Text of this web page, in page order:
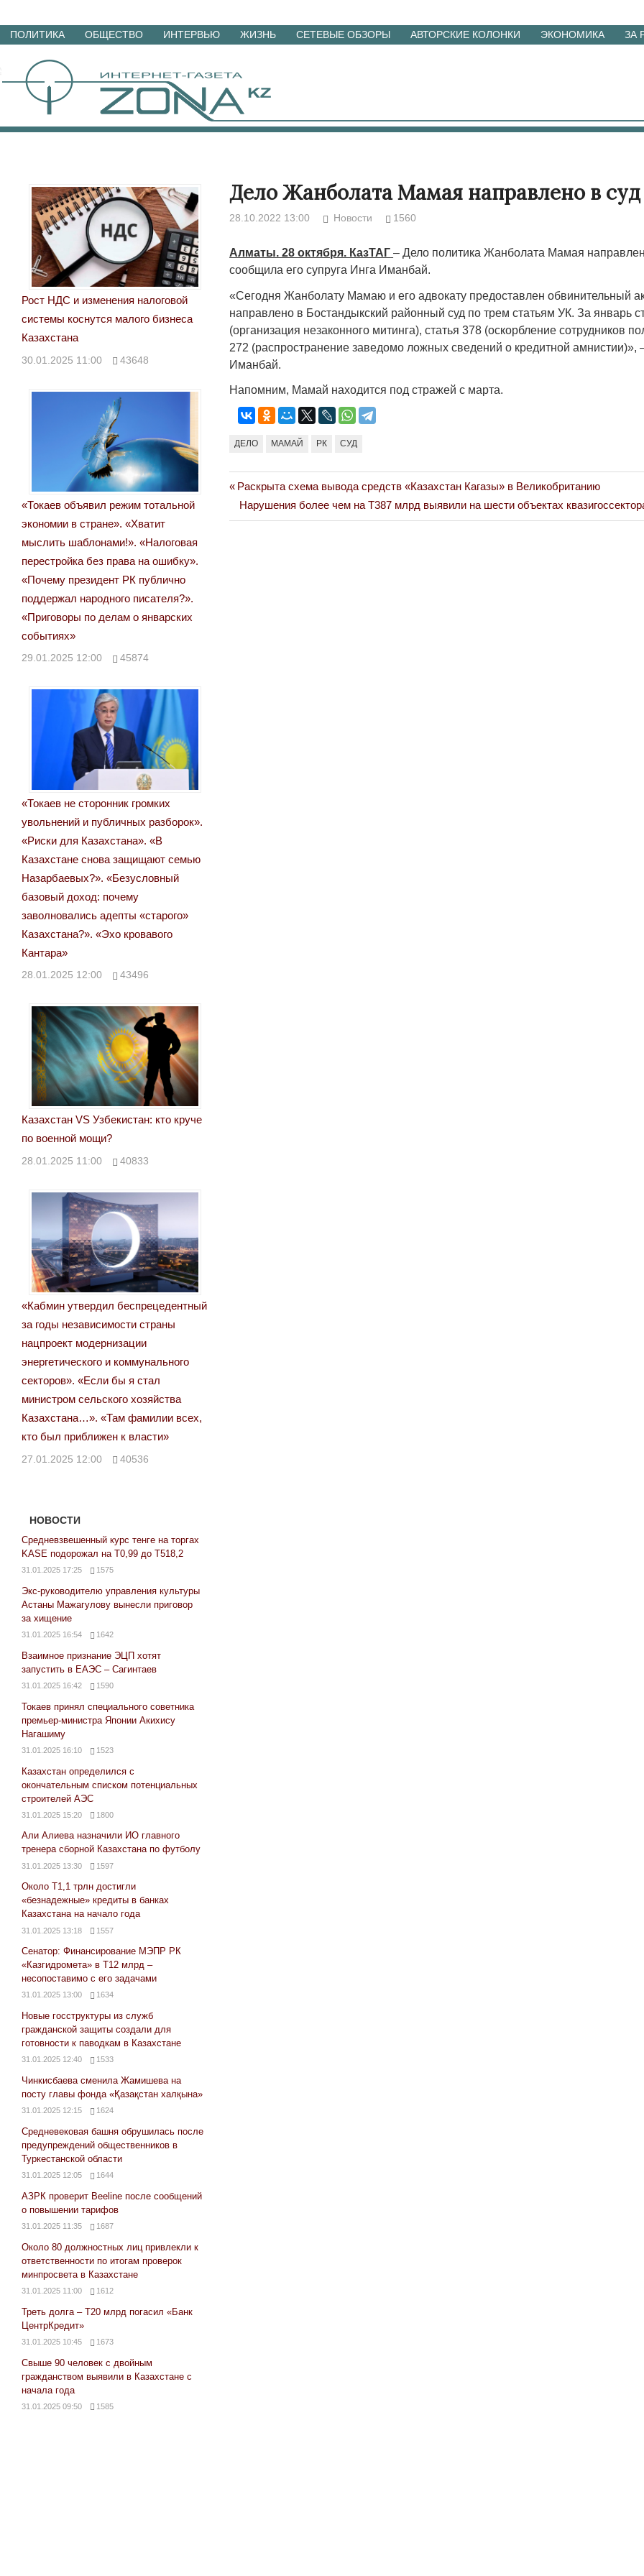
Перейти
материалам
ПОЛИТИКА ОБЩЕСТВО ИНТЕРВЬЮ ЖИЗНЬ СЕТЕВЫЕ ОБЗОРЫ АВТОРСКИЕ КОЛОНКИ ЭКОНОМИКА ЗА
Дело Жанболата Мамая направлено в суд
28.10.2022 13:00 Новости 1560
Алматы. 28 октября. КазТАГ – Дело политика Жанболата Мамая
сообщила его супруга Инга Иманбай.
«Сегодня Жанболату Мамаю и его адвокату предоставлен обвинительный
направлено в Бостандыкский районный суд по трем статьям УК. За январь
(организация незаконного митинга), статья 378 (оскорбление сотрудников
272 ​​(распространение заведомо ложных сведений о кредитной
Иманбай.
Напомним, Мамай находится под стражей с марта.
ДЕЛО МАМАЙ РК СУД
Навигация
по
Previous
Post:
Раскрыта схема вывода средств «Казахстан Кагазы» в Великобританию
Next
Post:
Нарушения более чем на Т387 млрд выявили на шести объектах
Рост НДС и изменения налоговой
системы коснутся малого бизнеса
Казахстана
30.01.2025 11:00 43648
«Токаев объявил режим тотальной
экономии в стране». «Хватит
мыслить шаблонами!». «Налоговая
перестройка без права на ошибку».
«Почему президент РК публично
поддержал народного писателя?».
«Приговоры по делам о январских
событиях»
29.01.2025 12:00 45874
«Токаев не сторонник громких
увольнений и публичных разборок».
«Риски для Казахстана». «В
Казахстане снова защищают семью
Назарбаевых?». «Безусловный
базовый доход: почему
заволновались адепты «старого»
Казахстана?». «Эхо кровавого
Кантара»
28.01.2025 12:00 43496
Казахстан VS Узбекистан: кто круче
по военной мощи?
28.01.2025 11:00 40833
«Кабмин утвердил беспрецедентный
за годы независимости страны
нацпроект модернизации
энергетического и коммунального
секторов». «Если бы я стал
министром сельского хозяйства
Казахстана…». «Там фамилии всех,
кто был приближен к власти»
27.01.2025 12:00 40536
НОВОСТИ
Средневзвешенный курс тенге на торгах
KASE подорожал на Т0,99 до Т518,2
31.01.2025 17:25 1575
Экс-руководителю управления культуры
Астаны Мажагулову вынесли приговор
за хищение
31.01.2025 16:54 1642
Взаимное признание ЭЦП хотят
запустить в ЕАЭС – Сагинтаев
31.01.2025 16:42 1590
Токаев принял специального советника
премьер-министра Японии Акихису
Нагашиму
31.01.2025 16:10 1523
Казахстан определился с
окончательным списком потенциальных
строителей АЭС
31.01.2025 15:20 1800
Али Алиева назначили ИО главного
тренера сборной Казахстана по футболу
31.01.2025 13:30 1597
Около Т1,1 трлн достигли
«безнадежные» кредиты в банках
Казахстана на начало года
31.01.2025 13:18 1557
Сенатор: Финансирование МЭПР РК
«Казгидромета» в Т12 млрд –
несопоставимо с его задачами
31.01.2025 13:00 1634
Новые госструктуры из служб
гражданской защиты создали для
готовности к паводкам в Казахстане
31.01.2025 12:40 1533
Чинкисбаева сменила Жамишева на
посту главы фонда «Қазақстан халқына»
31.01.2025 12:15 1624
Средневековая башня обрушилась после
предупреждений общественников в
Туркестанской области
31.01.2025 12:05 1644
АЗРК проверит Beeline после сообщений
о повышении тарифов
31.01.2025 11:35 1687
Около 80 должностных лиц привлекли к
ответственности по итогам проверок
минпросвета в Казахстане
31.01.2025 11:00 1612
Треть долга – Т20 млрд погасил «Банк
ЦентрКредит»
31.01.2025 10:45 1673
Свыше 90 человек с двойным
гражданством выявили в Казахстане с
начала года
31.01.2025 09:50 1585
Народ выбрал свет
17.10.2024 17:00 29972
Дарига
Война